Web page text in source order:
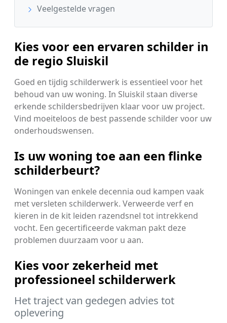
Veelgestelde vragen
Kies voor een ervaren schilder in
de regio Sluiskil
Goed en tijdig schilderwerk is essentieel voor het
behoud van uw woning. In Sluiskil staan diverse
erkende schildersbedrijven klaar voor uw project.
Vind moeiteloos de best passende schilder voor uw
onderhoudswensen.
Is uw woning toe aan een flinke
schilderbeurt?
Woningen van enkele decennia oud kampen vaak
met versleten schilderwerk. Verweerde verf en
kieren in de kit leiden razendsnel tot intrekkend
vocht. Een gecertificeerde vakman pakt deze
problemen duurzaam voor u aan.
Kies voor zekerheid met
professioneel schilderwerk
Het traject van gedegen advies tot
oplevering